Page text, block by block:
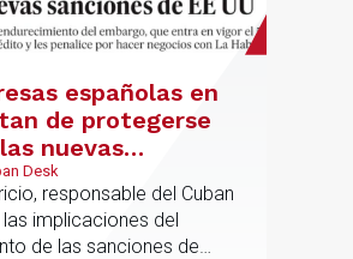
españolas en
de protegerse
nuevas
millonarias que
Unidos
Desk
responsable del Cuban
implicaciones del
de las sanciones de